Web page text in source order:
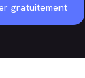
gratuitement